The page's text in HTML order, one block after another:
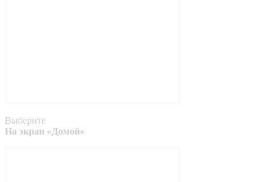
Выберите
На экран «Домой»